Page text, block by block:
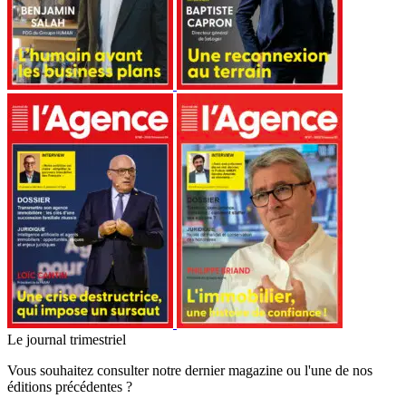
Le journal trimestriel
Vous souhaitez consulter notre dernier magazine ou l'une de nos
éditions précédentes ?